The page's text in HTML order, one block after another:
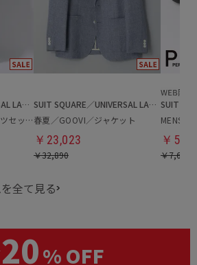
SUIT SQUARE／UNIVERSAL LANGUAGE
春夏／ジャケット＆パンツセットアップ／洗濯ネット付き
SUIT SQUARE／UNIVERSAL LANGUAGE
春夏／GOOVI／ジャケット
￥23,023
￥32,890
MENS／
￥
￥7,689
全て見る
% OFF